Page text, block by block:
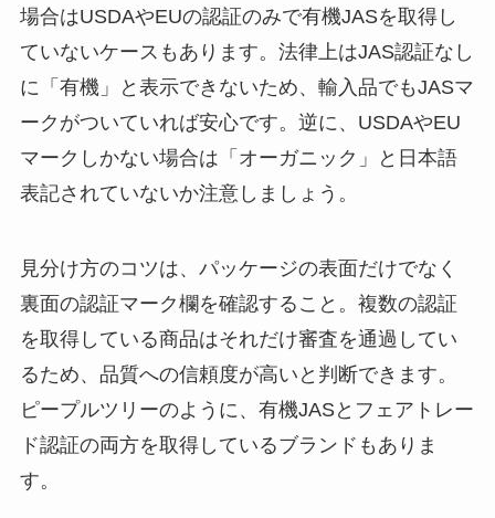
場合はUSDAやEUの認証のみで有機JASを取得し
ていないケースもあります。法律上はJAS認証なし
に「有機」と表示できないため、輸入品でもJASマ
ークがついていれば安心です。逆に、USDAやEU
マークしかない場合は「オーガニック」と日本語
表記されていないか注意しましょう。
見分け方のコツは、パッケージの表面だけでなく
裏面の認証マーク欄を確認すること。複数の認証
を取得している商品はそれだけ審査を通過してい
るため、品質への信頼度が高いと判断できます。
ピープルツリーのように、有機JASとフェアトレー
ド認証の両方を取得しているブランドもありま
す。